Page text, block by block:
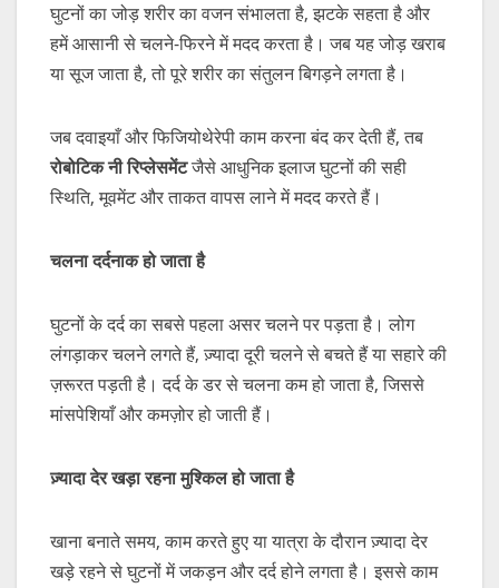
घुटनों का जोड़ शरीर का वजन संभालता है, झटके सहता है और
हमें आसानी से चलने-फिरने में मदद करता है। जब यह जोड़ खराब
या सूज जाता है, तो पूरे शरीर का संतुलन बिगड़ने लगता है।
जब दवाइयाँ और फिजियोथेरेपी काम करना बंद कर देती हैं, तब
रोबोटिकनीरिप्लेसमेंटजैसे आधुनिक इलाज घुटनों की सही
स्थिति, मूवमेंट और ताकत वापस लाने में मदद करते हैं।
चलनादर्दनाकहोजाताहै
घुटनों के दर्द का सबसे पहला असर चलने पर पड़ता है। लोग
लंगड़ाकर चलने लगते हैं, ज़्यादा दूरी चलने से बचते हैं या सहारे की
ज़रूरत पड़ती है। दर्द के डर से चलना कम हो जाता है, जिससे
मांसपेशियाँ और कमज़ोर हो जाती हैं।
ज़्यादादेरखड़ारहनामुश्किलहोजाताहै
खाना बनाते समय, काम करते हुए या यात्रा के दौरान ज़्यादा देर
खड़े रहने से घुटनों में जकड़न और दर्द होने लगता है। इससे काम